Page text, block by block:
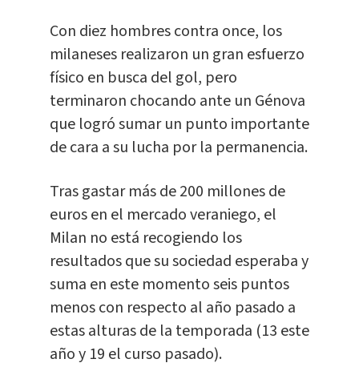
Con diez hombres contra once, los
milaneses realizaron un gran esfuerzo
físico en busca del gol, pero
terminaron chocando ante un Génova
que logró sumar un punto importante
de cara a su lucha por la permanencia.
Tras gastar más de 200 millones de
euros en el mercado veraniego, el
Milan no está recogiendo los
resultados que su sociedad esperaba y
suma en este momento seis puntos
menos con respecto al año pasado a
estas alturas de la temporada (13 este
año y 19 el curso pasado).